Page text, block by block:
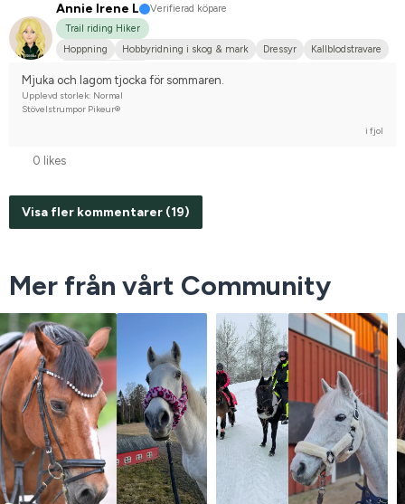
Annie Irene L
Verifierad köpare
Trail riding Hiker
Hoppning
Hobbyridning i skog & mark Dressyr
Kallblodstravare
Mjuka och lagom tjocka för sommaren.
Upplevd storlek: Normal
Stövelstrumpor Pikeur®
i fjol
0 likes
Visa fler kommentarer (19)
Mer från vårt Community